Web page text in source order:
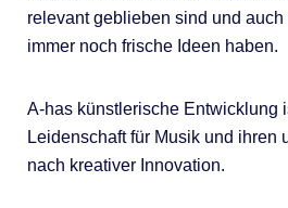
relevant geblieben sind und
immer noch frische Ideen haben.
A-has künstlerische Entwicklung
Leidenschaft für Musik und ihren
nach kreativer Innovation.